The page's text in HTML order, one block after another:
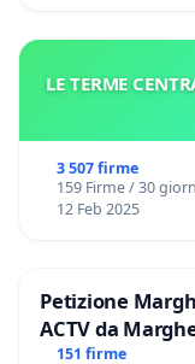
LE TERME
3 507 firme
159 Firme / 30
12 Feb 2025
Petizione
ACTV da
Marco Polo
151 firme